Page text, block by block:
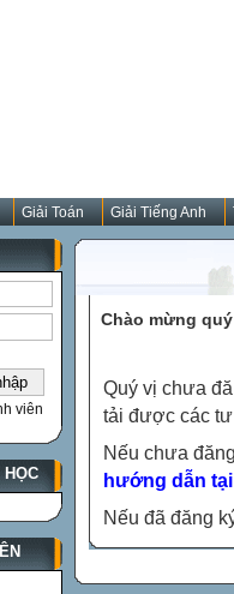
Giải Toán Giải Tiếng Anh
viên
HỌC
Chào mừng
Quý vị chưa
tải được các
Nếu chưa
hướng dẫn
Nếu đã đăng